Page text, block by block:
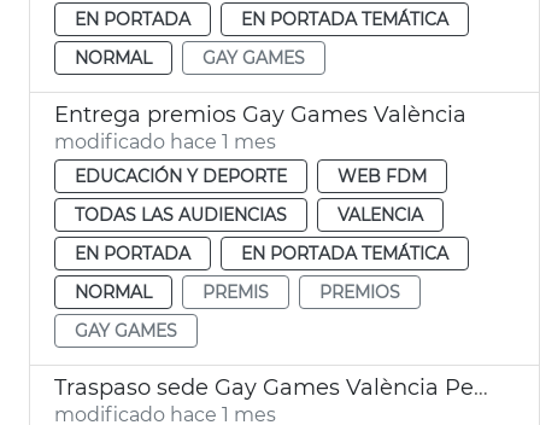
EN PORTADA
EN PORTADA TEMÁTICA
NORMAL
GAY GAMES
Entrega premios Gay Games València
modificado hace 1 mes
EDUCACIÓN Y DEPORTE
WEB FDM
TODAS LAS AUDIENCIAS
VALENCIA
EN PORTADA
EN PORTADA TEMÁTICA
NORMAL
PREMIS
PREMIOS
GAY GAMES
Traspaso sede Gay Games València Perth
modificado hace 1 mes